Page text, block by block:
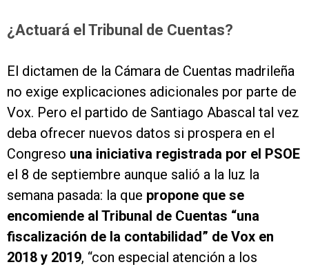
¿Actuará el Tribunal de Cuentas?
El dictamen de la Cámara de Cuentas madrileña
no exige explicaciones adicionales por parte de
Vox. Pero el partido de Santiago Abascal tal vez
deba ofrecer nuevos datos si prospera en el
Congreso una iniciativa registrada por el PSOE
el 8 de septiembre aunque salió a la luz la
semana pasada: la que propone que se
encomiende al Tribunal de Cuentas “una
fiscalización de la contabilidad” de Vox en
2018 y 2019, “con especial atención a los